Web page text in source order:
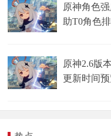
原神角色
助T0角色
原神2.6版
更新时间